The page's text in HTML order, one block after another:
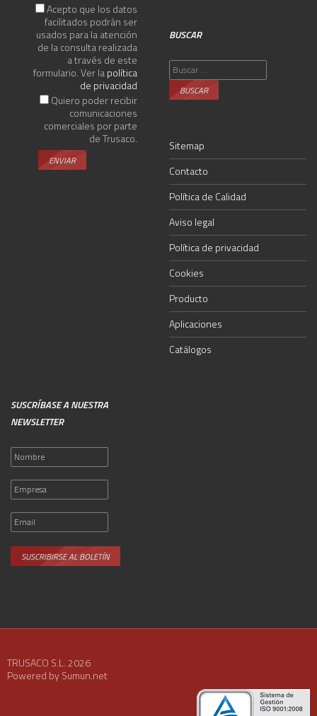
Acepto que los datos
facilitados podrán ser
usados para la atención
de la consulta realizada
a través de este
formulario. Ver lapolítica
de privacidad
Quiero poder recibir
comunicaciones
comerciales por parte
de Trusaco.
BUSCAR
Buscar:
Sitemap
Contacto
Política de Calidad
Aviso legal
Política de privacidad
Cookies
Producto
Aplicaciones
Catálogos
SUSCRÍBASE A NUESTRA
NEWSLETTER
TRUSACO S.L. 2026
Powered by Sumun.net